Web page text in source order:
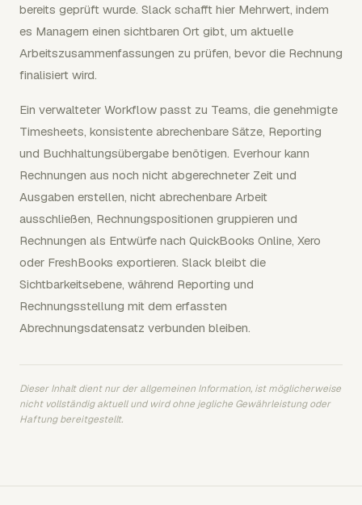
bereits geprüft wurde. Slack schafft hier Mehrwert, indem
es Managern einen sichtbaren Ort gibt, um aktuelle
Arbeitszusammenfassungen zu prüfen, bevor die Rechnung
finalisiert wird.
Ein verwalteter Workflow passt zu Teams, die genehmigte
Timesheets, konsistente abrechenbare Sätze, Reporting
und Buchhaltungsübergabe benötigen. Everhour kann
Rechnungen aus noch nicht abgerechneter Zeit und
Ausgaben erstellen, nicht abrechenbare Arbeit
ausschließen, Rechnungspositionen gruppieren und
Rechnungen als Entwürfe nach QuickBooks Online, Xero
oder FreshBooks exportieren. Slack bleibt die
Sichtbarkeitsebene, während Reporting und
Rechnungsstellung mit dem erfassten
Abrechnungsdatensatz verbunden bleiben.
Dieser Inhalt dient nur der allgemeinen Information, ist möglicherweise
nicht vollständig aktuell und wird ohne jegliche Gewährleistung oder
Haftung bereitgestellt.